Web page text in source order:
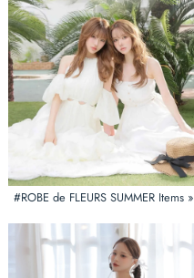
#ROBE de FLEURS SUMMER Items »